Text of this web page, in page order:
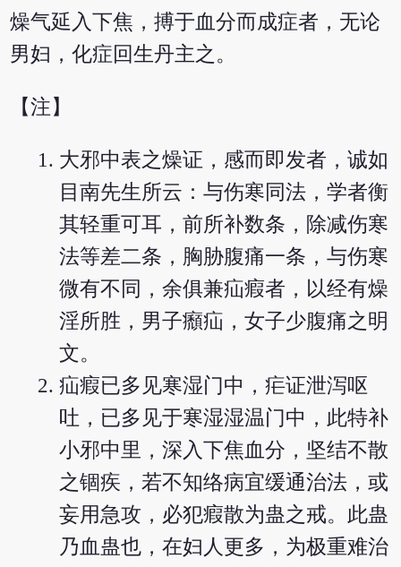
燥气延入下焦，搏于血分而成症者，无论
男妇，化症回生丹主之。
【注】
大邪中表之燥证，感而即发者，诚如
目南先生所云：与伤寒同法，学者衡
其轻重可耳，前所补数条，除减伤寒
法等差二条，胸胁腹痛一条，与伤寒
微有不同，余俱兼疝瘕者，以经有燥
淫所胜，男子㿗疝，女子少腹痛之明
文。
疝瘕已多见寒湿门中，疟证泄泻呕
吐，已多见于寒湿湿温门中，此特补
小邪中里，深入下焦血分，坚结不散
之锢疾，若不知络病宜缓通治法，或
妄用急攻，必犯瘕散为蛊之戒。此蛊
乃血蛊也，在妇人更多，为极重难治